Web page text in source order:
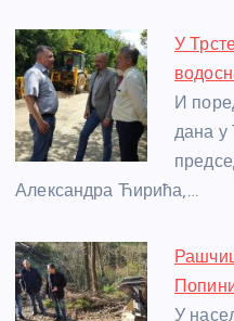
У
И
дана у
Александра Ћирића,…
У